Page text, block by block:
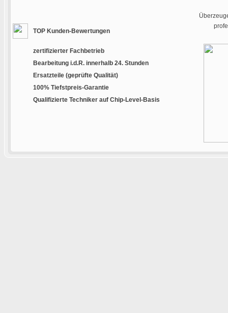
TOP Kunden-Bewertungen
zertifizierter Fachbetrieb
Bearbeitung i.d.R. innerhalb 24. Stunden
Ersatzteile (geprüfte Qualität)
100% Tiefstpreis-Garantie
Qualifizierte Techniker auf Chip-Level-Basis